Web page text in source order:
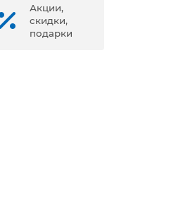
Акции,
скидки,
подарки